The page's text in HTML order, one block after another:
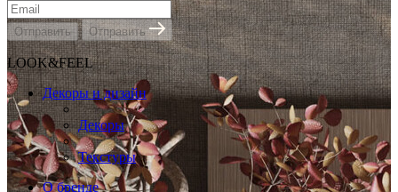
Отправить Отправить
LOOK&FEEL
Декоры и дизайн
Декоры
Текстуры
О бренде